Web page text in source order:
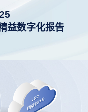
益数字化报告